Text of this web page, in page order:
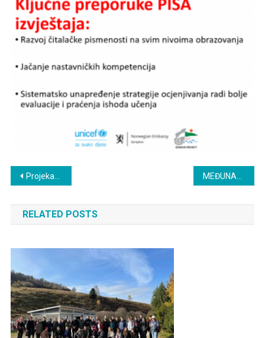
Navigacija
članaka
Projekat mirovnog obrazovanja
RELATED POSTS